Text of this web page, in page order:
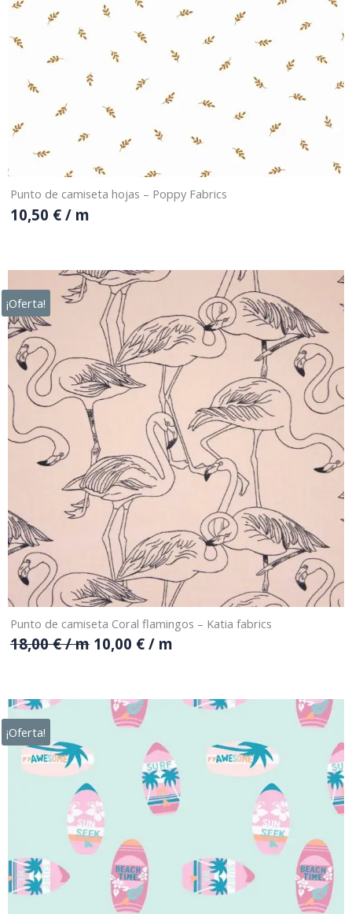
Punto de camiseta hojas – Poppy Fabrics
10,50 €/ m
¡Oferta!
Punto de camiseta Coral flamingos – Katia fabrics
18,00€/ m 10,00 €/ m
¡Oferta!